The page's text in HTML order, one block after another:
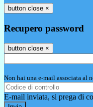
button close ×
Recupero password
button close ×
Non hai una e-mail associata al
E-mail inviata, si prega di